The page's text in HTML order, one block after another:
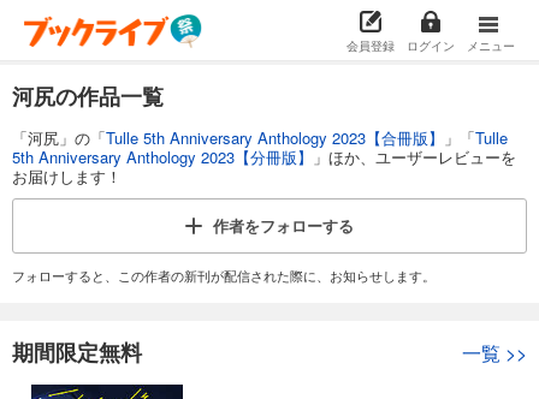
会員登録 ログイン メニュー
河尻の作品一覧
「河尻」の「Tulle 5th Anniversary Anthology 2023【合冊版】 」「Tulle
5th Anniversary Anthology 2023【分冊版】
」ほか、ユーザーレビューを
お届けします！
作者をフォローする
フォローすると、この作者の新刊が配信された際に、お知らせします。
期間限定無料 一覧 >>